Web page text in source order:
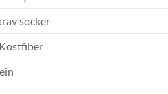
socker